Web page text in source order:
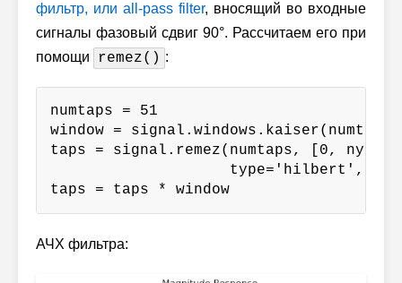
фильтр, или all-pass filter, вносящий во входные
сигналы фазовый сдвиг 90°. Рассчитаем его при
помощи
remez() :
numtaps = 51
window =
taps = signal.remez(numtaps, [0,
type='hilbert',
taps = taps * window
АЧХ фильтра: